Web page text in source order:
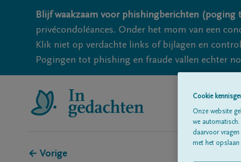
Blijf waakzaam voor phishingberichten
privécondoléances. Onder het mom van een
Klik niet op verdachte links of bijlagen en
Pogingen tot phishing en fraude vallen echter
← Vorige
Cookie
Onze website
we
daarvoor
met het opslaan